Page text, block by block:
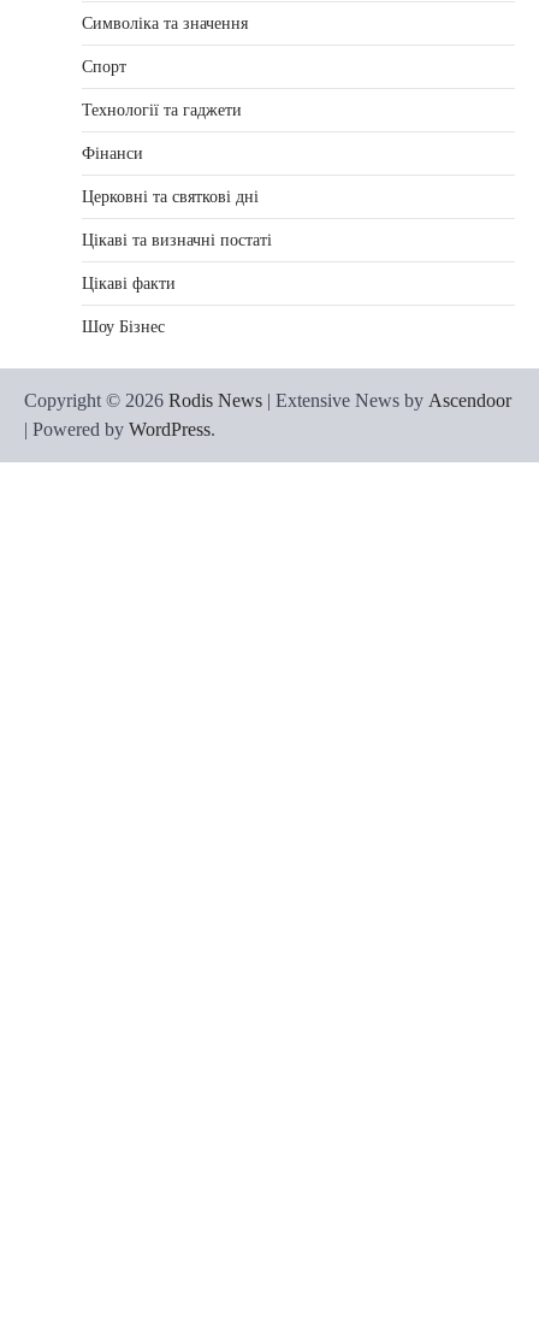
Символіка та значення
Спорт
Технології та гаджети
Фінанси
Церковні та святкові дні
Цікаві та визначні постаті
Цікаві факти
Шоу Бізнес
Copyright © 2026 Rodis News | Extensive News by Ascendoor
| Powered by WordPress.